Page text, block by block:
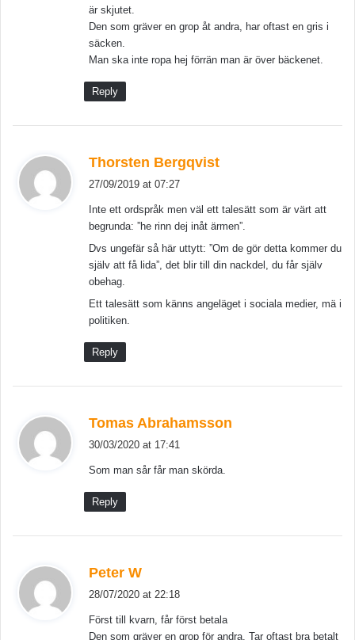
är skjutet.
Den som gräver en grop åt andra, har oftast en gris i
säcken.
Man ska inte ropa hej förrän man är över bäckenet.
Reply
Thorsten Bergqvist
s
:
27/09/2019 at 07:27
Inte ett ordspråk men väl ett talesätt som är värt att
begrunda: ”he rinn dej inåt ärmen”.
Dvs ungefär så här uttytt: ”Om de gör detta kommer du
själv att få lida”, det blir till din nackdel, du får själv
obehag.
Ett talesätt som känns angeläget i sociala medier, mä i
politiken.
Reply
Tomas Abrahamsson
30/03/2020 at 17:41
Som man sår får man skörda.
Reply
Peter W
s
28/07/2020 at 22:18
Först till kvarn, får först betala
Den som gräver en grop för andra. Tar oftast bra betalt